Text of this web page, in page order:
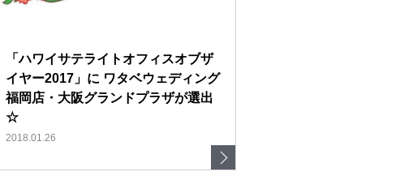
「ハワイサテライトオフィスオブザ
イヤー2017」に ワタベウェディング
福岡店・大阪グランドプラザが選出
☆
2018.01.26